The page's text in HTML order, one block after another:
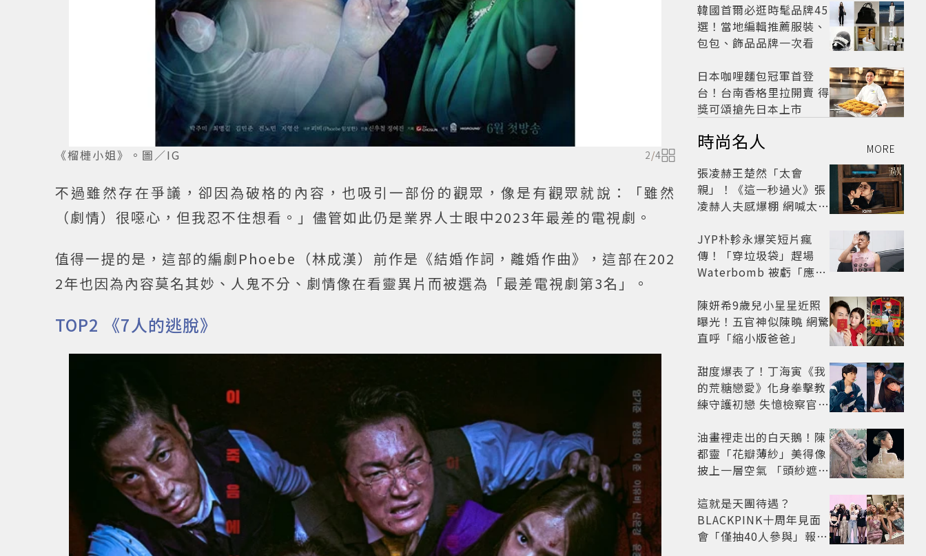
《榴槤小姐》。圖／IG 2/4
不過雖然存在爭議，卻因為破格的內容，也吸引一部份的觀眾，像是有觀眾就說：「雖然
（劇情）很噁心，但我忍不住想看。」儘管如此仍是業界人士眼中2023年最差的電視劇。
值得一提的是，這部的編劇Phoebe（林成漢）前作是《結婚作詞，離婚作曲》，這部在202
2年也因為內容莫名其妙、人鬼不分、劇情像在看靈異片而被選為「最差電視劇第3名」。
TOP2 《7人的逃脫》
韓國首爾必逛時髦品牌45
選！當地編輯推薦服裝、
包包、飾品品牌一次看
日本咖哩麵包冠軍首登
台！台南香格里拉開賣 得
獎可頌搶先日本上市
時尚名人 MORE
張凌赫王楚然「太會
親」！《這一秒過火》張
凌赫人夫感爆棚 網喊太有
JYP朴軫永爆笑短片瘋
傳！「穿垃圾袋」趕場
Waterbomb 被虧「應該
陳妍希9歲兒小星星近照
曝光！五官神似陳曉 網驚
直呼「縮小版爸爸」
甜度爆表了！丁海寅《我
的荒糖戀愛》化身拳擊教
練守護初戀 失憶檢察官×
劇
油畫裡走出的白天鵝！陳
都靈「花瓣薄紗」美得像
披上一層空氣 「頭紗遮
太仙
這就是天團待遇？
BLACKPINK十周年見面
會「僅抽40人參與」報名